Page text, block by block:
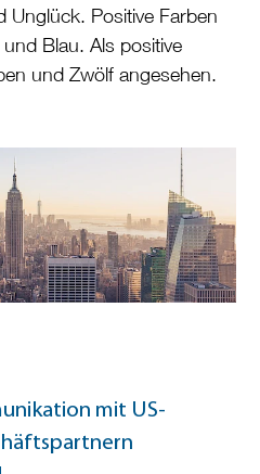
Unglück. Positive Farben
Blau. Als positive
und Zwölf angesehen.
mit US-